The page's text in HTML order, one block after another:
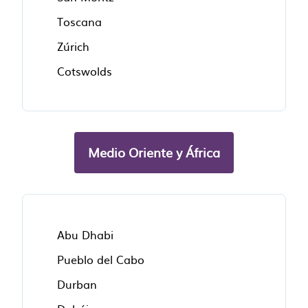
Toscana
Zúrich
Cotswolds
Medio Oriente y África
Abu Dhabi
Pueblo del Cabo
Durban